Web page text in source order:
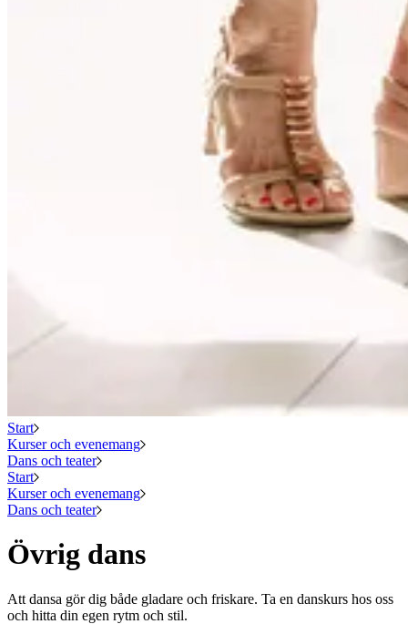
Start
Kurser och evenemang
Dans och teater
Start
Kurser och evenemang
Dans och teater
Övrig dans
Att dansa gör dig både gladare och friskare. Ta en danskurs hos oss
och hitta din egen rytm och stil.